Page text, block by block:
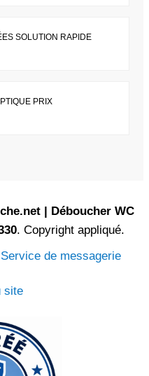
SOLUTION RAPIDE
PRIX
| Déboucher WC
. Copyright appliqué.
Service de messagerie
site